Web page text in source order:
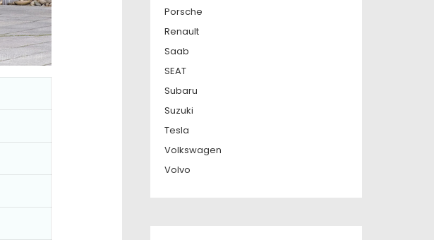
Porsche
Renault
Saab
SEAT
Subaru
Suzuki
Tesla
Volkswagen
Volvo